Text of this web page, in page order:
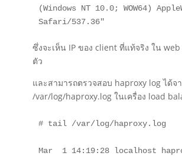
(Windows NT 10.0; WOW64)
Safari/537.36"
ซึ่งจะเห็น IP ของ client ที่แท้จริง ใน
ตัว
และสามารถตรวจสอบ haproxy log ได้จ
/var/log/haproxy.log ในเครื่อง load
# tail /var/log/haproxy.log
Mar  1 14:19:28 localhost